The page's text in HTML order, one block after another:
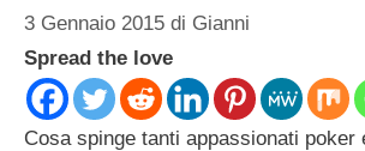
3 Gennaio 2015 di Gianni
Spread the love
Cosa spinge tanti appassionati poker